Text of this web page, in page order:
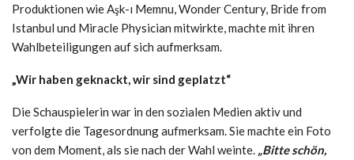
Produktionen wie Aşk-ı Memnu, Wonder Century, Bride from
Istanbul und Miracle Physician mitwirkte, machte mit ihren
Wahlbeteiligungen auf sich aufmerksam.
„Wir haben geknackt, wir sind geplatzt“
Die Schauspielerin war in den sozialen Medien aktiv und
verfolgte die Tagesordnung aufmerksam. Sie machte ein Foto
von dem Moment, als sie nach der Wahl weinte. „Bitte schön,